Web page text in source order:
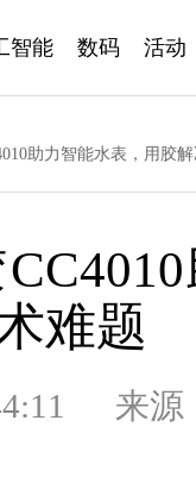
智能 数码 活动
助力智能水表，用胶
难题
来